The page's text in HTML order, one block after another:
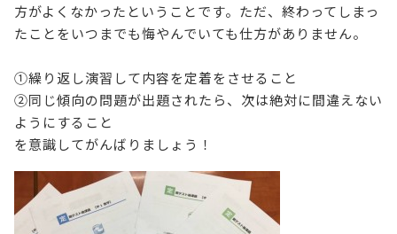
方がよくなかったということです。ただ、終わってしまっ
たことをいつまでも悔やんでいても仕方がありません。
①繰り返し演習して内容を定着をさせること
②同じ傾向の問題が出題されたら、次は絶対に間違えない
ようにすること
を意識してがんばりましょう！